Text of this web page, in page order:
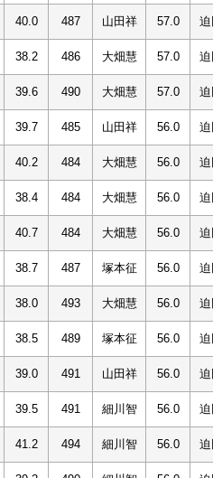
40.0 487 山田祥 57.0
38.2 486 大畑慧 57.0
39.6 490 大畑慧 57.0
39.7 485 山田祥 56.0
40.2 484 大畑慧 56.0
38.4 484 大畑慧 56.0
40.7 484 大畑慧 56.0
38.7 487 塚本征 56.0
38.0 493 大畑慧 56.0
38.5 489 塚本征 56.0
39.0 491 山田祥 56.0
39.5 491 細川智 56.0
41.2 494 細川智 56.0